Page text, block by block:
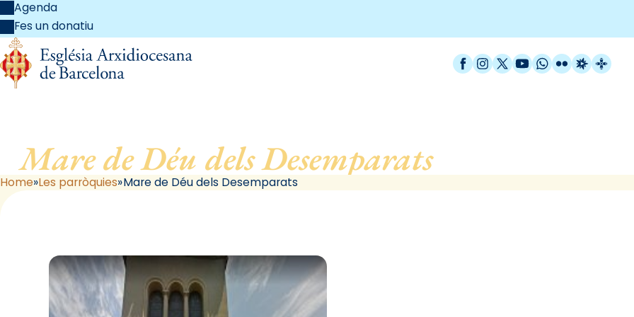
Agenda
Fes un donatiu
Facebook
Instagram
X / Twitter
YouTube
WhatsApp
FlickrRadio
Mare de Déu dels Desemparats, de
Home Les parròquies Mare de Déu dels Desemparats